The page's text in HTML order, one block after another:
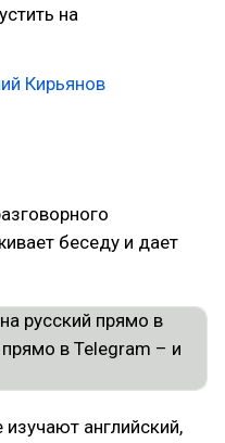
на
Кирьянов
беседу и дает
английский,